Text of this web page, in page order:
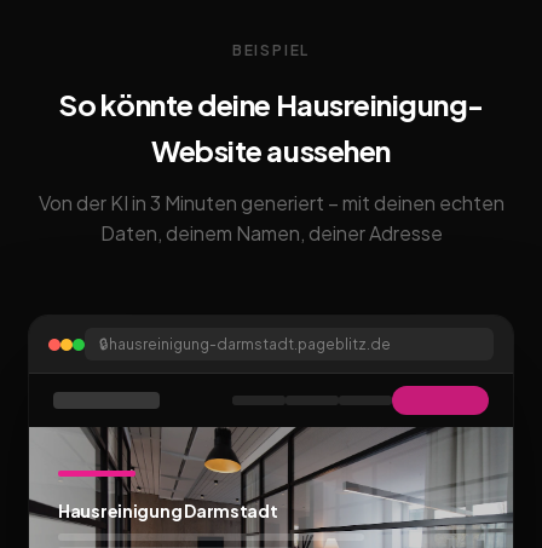
BEISPIEL
So könnte deine Hausreinigung-
Website aussehen
Von der KI in 3 Minuten generiert – mit deinen echten
Daten, deinem Namen, deiner Adresse
🔒 hausreinigung-darmstadt.pageblitz.de
Hausreinigung Darmstadt